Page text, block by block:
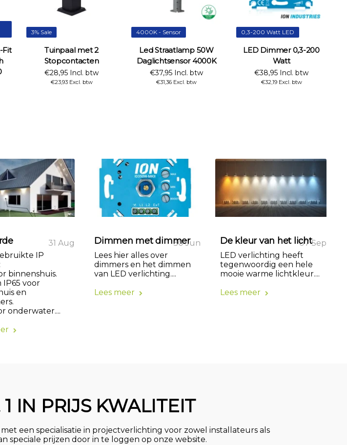
Fit
3% Sale
Tuinpaal met 2
Stopcontacten
€28,95 Incl. btw
€23,93 Excl. btw
4000K - Sensor
Led Straatlamp 50W
Daglichtsensor 4000K
€37,95 Incl. btw
€31,36 Excl. btw
0,3-200 Watt LED
LED Dimmer 0,3-200
Watt
€38,95 Incl. btw
€32,19 Excl. btw
31 Aug
IP
binnenshuis.
IP65 voor
en
onderwater....
Dimmen met dimmer
30 Jun
Lees hier alles over
dimmers en het dimmen
van LED verlichting....
Lees meer
De kleur van het licht07 Sep
LED verlichting heeft
tegenwoordig een hele
mooie warme lichtkleur....
Lees meer
IN PRIJS KWALITEIT
een specialisatie in projectverlichting voor zowel installateurs als
speciale prijzen door in te loggen op onze website.